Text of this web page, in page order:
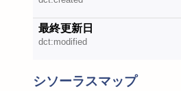
最終更新日
dct:modified
シソーラスマップ